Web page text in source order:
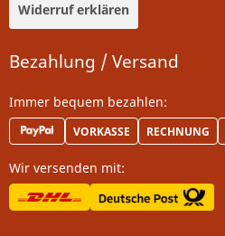
Widerruf erklären
Bezahlung / Versand
Immer bequem bezahlen:
VORKASSE RECHNUNG
Wir versenden mit: